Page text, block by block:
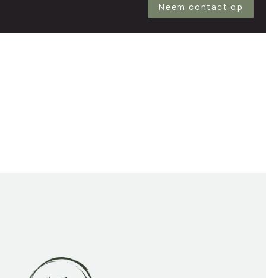
Neem contact op